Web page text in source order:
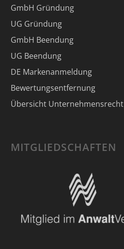
GmbH Gründung
UG Gründung
GmbH Beendung
UG Beendung
DE Markenanmeldung
Bewertungsentfernung
Übersicht Unternehmensrecht
MITGLIEDSCHAFTEN